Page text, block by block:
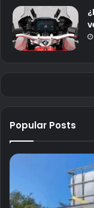
Popular Posts